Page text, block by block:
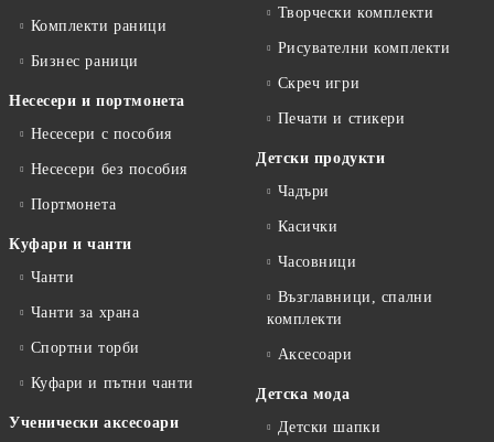
Комплекти раници
Бизнес раници
Несесери и портмонета
Несесери с пособия
Несесери без пособия
Портмонета
Куфари и чанти
Чанти
Чанти за храна
Спортни торби
Куфари и пътни чанти
Ученически аксесоари
Творчески комплекти
Рисувателни комплекти
Скреч игри
Печати и стикери
Детски продукти
Чадъри
Касички
Часовници
Възглавници, спални
комплекти
Аксесоари
Детска мода
Детски шапки